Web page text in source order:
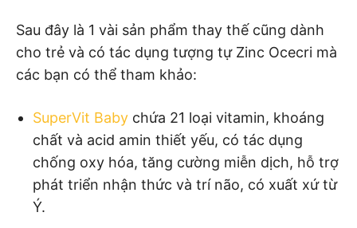
Sau đây là 1 vài sản phẩm thay thế cũng dành
cho trẻ và có tác dụng tượng tự Zinc Ocecri mà
các bạn có thể tham khảo:
SuperVit Baby chứa 21 loại vitamin, khoáng
chất và acid amin thiết yếu, có tác dụng
chống oxy hóa, tăng cường miễn dịch, hỗ trợ
phát triển nhận thức và trí não, có xuất xứ từ
Ý.